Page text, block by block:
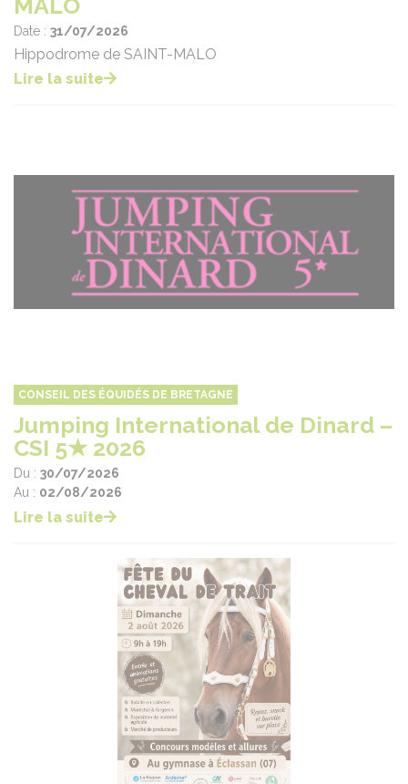
MALO
Date : 31/07/2026
Hippodrome de SAINT-MALO
Lire la suite
CONSEIL DES ÉQUIDÉS DE BRETAGNE
Jumping International de Dinard –
CSI 5★ 2026
Du : 30/07/2026
Au : 02/08/2026
Lire la suite